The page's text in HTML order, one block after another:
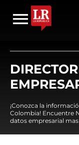
¡Conozca la
Colombia! Encuentre
datos empresarial